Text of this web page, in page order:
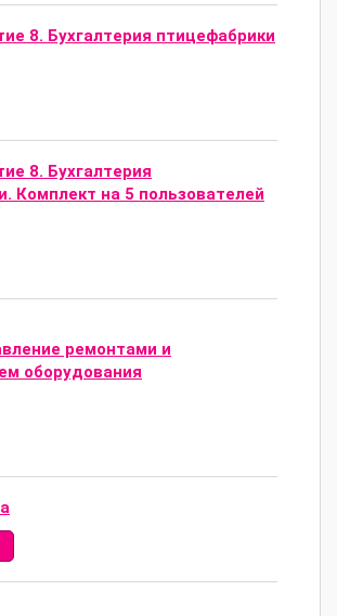
8. Бухгалтерия птицефабрики
8. Бухгалтерия
Комплект на 5 пользователей
ремонтами и
оборудования